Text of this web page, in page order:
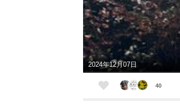
2024年12月07日
40